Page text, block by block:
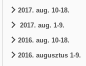
2017. aug. 10-18.
2017. aug. 1-9.
2016. aug. 10-18.
2016. augusztus 1-9.